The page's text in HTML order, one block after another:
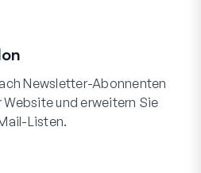
Newsletter-Abonnenten
Website und erweitern Sie
Listen.